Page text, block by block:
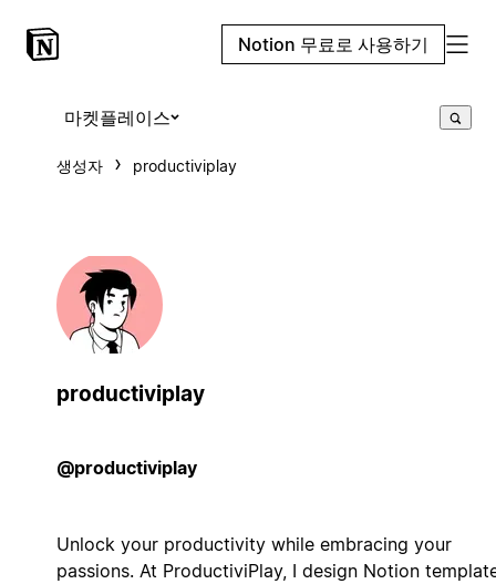
Notion 무료로 사용하기
마켓플레이스
생성자 productiviplay
productiviplay
@productiviplay
Unlock your productivity while embracing your
passions. At ProductiviPlay, I design Notion